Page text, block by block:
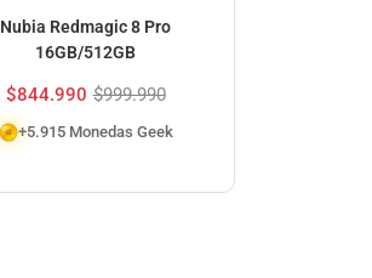
Nubia Redmagic 8 Pro
16GB/512GB
$844.990 $999.990
+5.915 Monedas Geek